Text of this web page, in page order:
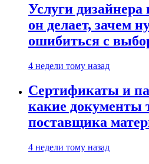
Услуги дизайнера
он делает, зачем
ошибиться с
4 недели тому назад
Сертификаты и
какие документы
поставщика
4 недели тому назад